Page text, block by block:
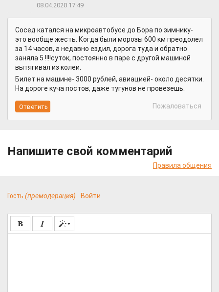
08.04.2020 17:49
Сосед катался на микроавтобусе до Бора по зимнику-
это вообще жесть. Когда были морозы 600 км преодолел
за 14 часов, а недавно ездил, дорога туда и обратно
заняла 5 !!!!суток, постоянно в паре с другой машиной
вытягивал из колеи.
Билет на машине- 3000 рублей, авиацией- около десятки.
На дороге куча постов, даже тугунов не провезешь.
Пожаловаться
Напишите свой комментарий
Правила общения
Гость (премодерация) Войти